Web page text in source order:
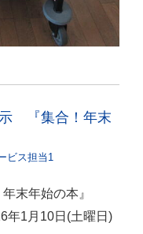
『集合！年末
ビス担当1
末年始の本』
年1月10日(土曜日)